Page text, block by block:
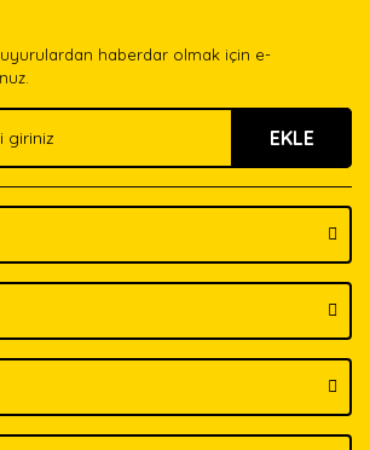
eksik bilgiler bulunuyor.
hatalar bulunuyor.
farklı alternatifler olmalı.
haberdar olmak için e-
EKLE